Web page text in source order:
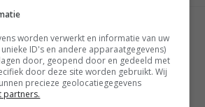
WESLEY AKKERMAN
worden verwerkt en informatie van uw
ID's en andere apparaatgegevens)
door, geopend door en gedeeld met
door deze site worden gebruikt. Wij
precieze geolocatiegegevens
partners.